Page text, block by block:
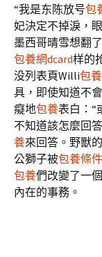
“我是东陈放号包
妃決定不掉淚，眼
墨西哥晴雪想翻
包養網dcard样的
没列表頁Willi包
具，即使知道不會
癡地包養表白：“
不知道該怎麼回
養來回答。野獸
公獅子被包養條件
包養們改變了一個
內在的事務。